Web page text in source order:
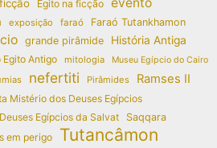
Egito na ficção
exposição faraó Faraó Tutankhamon
grande pirâmide
História Antiga
Antigo mitologia Museu Egípcio do Cairo
nefertiti Pirâmides Ramses II
Mistério dos Deuses Egípcios
Egípcios da Salvat
Saqqara
em perigo
Tutancâmon